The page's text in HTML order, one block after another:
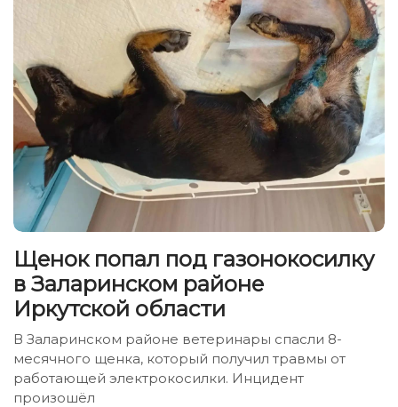
Щенок попал под газонокосилку
в Заларинском районе
Иркутской области
В Заларинском районе ветеринары спасли 8-
месячного щенка, который получил травмы от
работающей электрокосилки. Инцидент
произошёл